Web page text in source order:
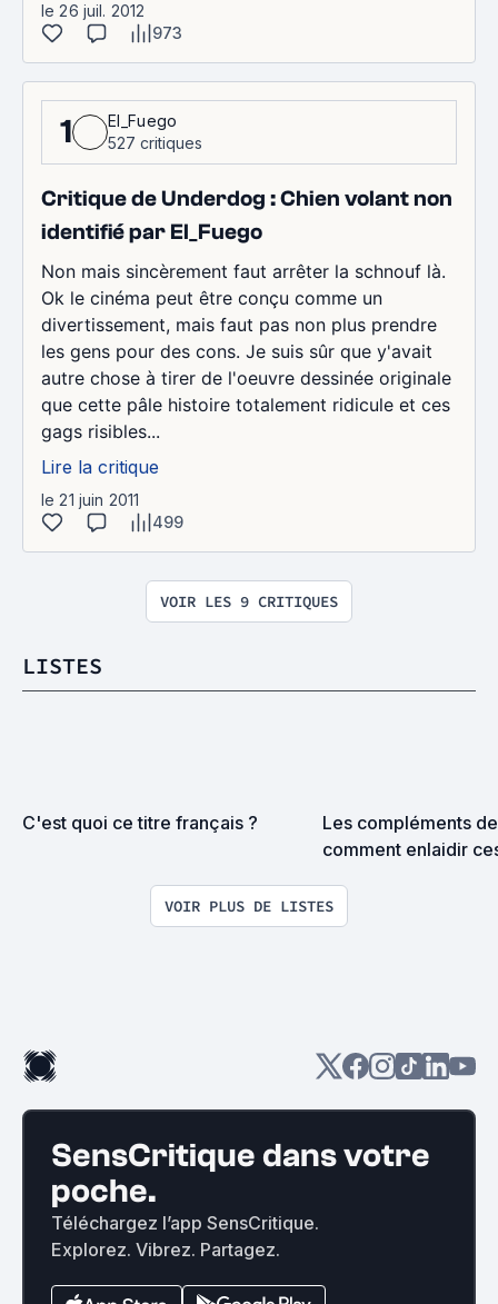
le 26 juil. 2012
973
1
El_Fuego
527 critiques
Critique de Underdog : Chien volant non
identifié par El_Fuego
Non mais sincèrement faut arrêter la schnouf là.
Ok le cinéma peut être conçu comme un
divertissement, mais faut pas non plus prendre
les gens pour des cons. Je suis sûr que y'avait
autre chose à tirer de l'oeuvre dessinée originale
que cette pâle histoire totalement ridicule et ces
gags risibles...
Lire la critique
le 21 juin 2011
499
VOIR LES 9 CRITIQUES
LISTES
C'est quoi ce titre français ?
Les compléments
comment enlaidir
débiles profonds
VOIR PLUS DE LISTES
SensCritique dans votre
poche.
Téléchargez l’app SensCritique.
Explorez. Vibrez. Partagez.